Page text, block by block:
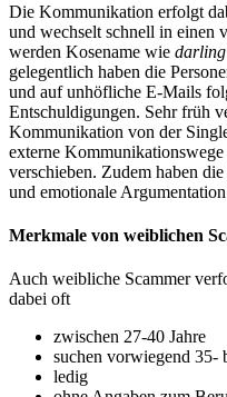
Die Kommunikation erfolgt
und wechselt schnell in einen
werden Kosename wie darling
gelegentlich haben die
und auf unhöfliche E-Mails
Entschuldigungen. Sehr früh
Kommunikation von der
externe
verschieben. Zudem haben
und emotionale
Merkmale von weiblichen
Auch weibliche Scammer
dabei oft
zwischen 27-40 Jahre
suchen vorwiegend 35-
ledig